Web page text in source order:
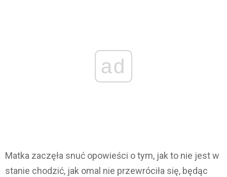
ad
Matka zaczęła snuć opowieści o tym, jak to nie jest w
stanie chodzić, jak omal nie przewróciła się, będąc